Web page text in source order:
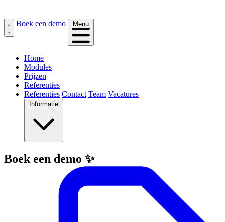
Boek een demo Menu
Home
Modules
Prijzen
Referenties
Referenties Contact Team Vacatures
Informatie
Boek een demo ✨